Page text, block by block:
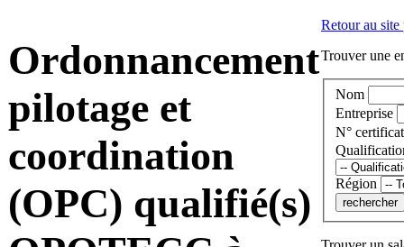
Ordonnancement
pilotage et
coordination
(OPC) qualifié(s)
Retour au
Trouver une
Nom
Entreprise
N° certificat
Région